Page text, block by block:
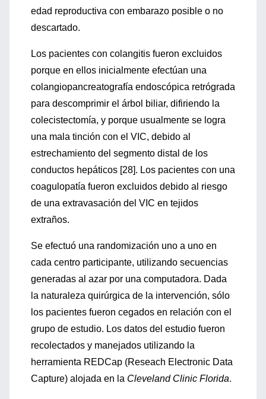
edad reproductiva con embarazo posible o no
descartado.
Los pacientes con colangitis fueron excluidos
porque en ellos inicialmente efectúan una
colangiopancreatografía endoscópica retrógrada
para descomprimir el árbol biliar, difiriendo la
colecistectomía, y porque usualmente se logra
una mala tinción con el VIC, debido al
estrechamiento del segmento distal de los
conductos hepáticos [28]. Los pacientes con una
coagulopatía fueron excluidos debido al riesgo
de una extravasación del VIC en tejidos
extraños.
Se efectuó una randomización uno a uno en
cada centro participante, utilizando secuencias
generadas al azar por una computadora. Dada
la naturaleza quirúrgica de la intervención, sólo
los pacientes fueron cegados en relación con el
grupo de estudio. Los datos del estudio fueron
recolectados y manejados utilizando la
herramienta REDCap (Reseach Electronic Data
Capture) alojada en la Cleveland Clinic Florida.